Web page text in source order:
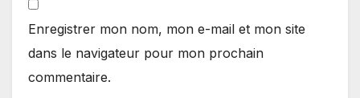
Enregistrer mon nom, mon e-mail et mon site
dans le navigateur pour mon prochain
commentaire.